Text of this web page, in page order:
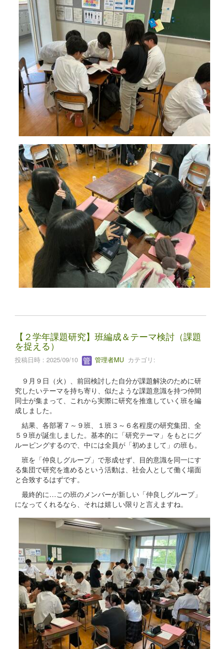
【２学年課題研究】班編成＆テーマ検討（課題
を捉える）
投稿日時 : 2025/09/10 管理者MU カテゴリ:
９月９日（火）、前回検討した自分が課題解決のために研
究したいテーマを持ち寄り、似たような課題意識を持つ仲間
同士が集まって、これから実際に研究を推進していく班を編
成しました。
結果、各部署７～９班、１班３～６名程度の研究集団、全
５９班が誕生しました。基本的に「研究テーマ」をもとにグ
ルーピングするので、中には全員が「初めまして」の班も。
班を「仲良しグループ」で形成せず、目的意識を同一にす
る集団で研究を進めるという活動は、社会人として働く場面
と合致するはずです。
最終的に…この班のメンバーが新しい「仲良しグループ」
になってくれるなら、それは嬉しい限りと言えますね。